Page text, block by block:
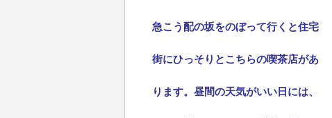
急こう配の坂をのぼって行くと住宅
街にひっそりとこちらの喫茶店があ
ります。昼間の天気がいい日には、